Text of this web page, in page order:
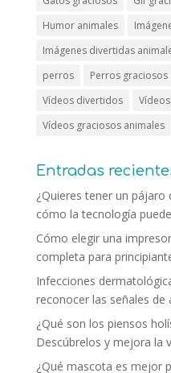
Humor animales
Imágenes divertidas
perros
Perros graciosos
Vídeos divertidos
Vídeos graciosos animales
Entradas
¿Quieres tener un
cómo la tecnología
Cómo elegir una
completa para
Infecciones
reconocer las señales de
¿Qué son los piensos
Descúbrelos y mejora la
¿Qué mascota es mejor